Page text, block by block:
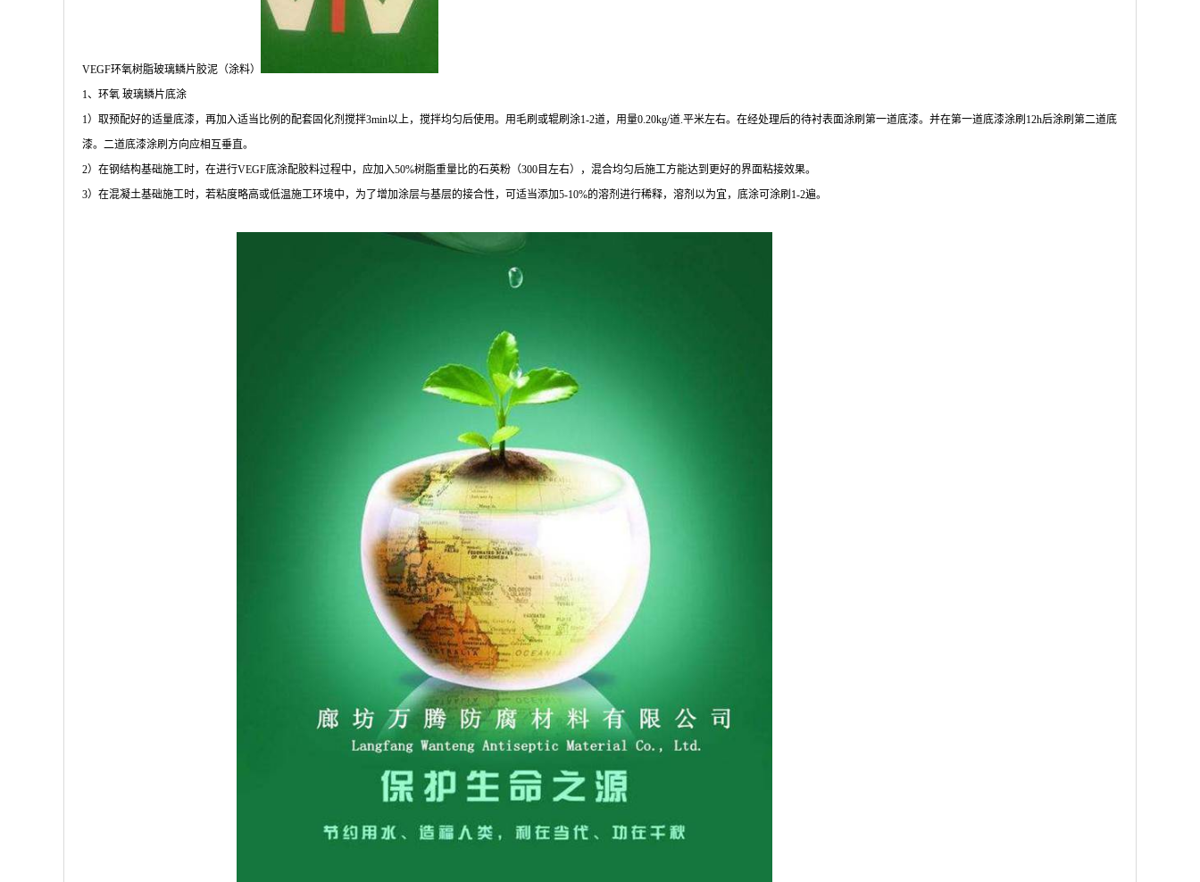
VEGF环氧树脂玻璃鳞片胶泥（涂料）
1、环氧 玻璃鳞片底涂
1）取预配好的适量底漆，再加入适当比例的配套固化剂搅拌3min以上，搅拌均匀后使用。用毛刷或辊刷涂1-2道，用量0.20kg/道.平米左右。在经处理后的待衬表面涂刷第一道底漆。并在第一道底漆涂刷12h后涂刷第二道底
漆。二道底漆涂刷方向应相互垂直。
2）在钢结构基础施工时，在进行VEGF底涂配胶料过程中，应加入50%树脂重量比的石英粉（300目左右），混合均匀后施工方能达到更好的界面粘接效果。
3）在混凝土基础施工时，若粘度略高或低温施工环境中，为了增加涂层与基层的接合性，可适当添加5-10%的溶剂进行稀释，溶剂以为宜，底涂可涂刷1-2遍。